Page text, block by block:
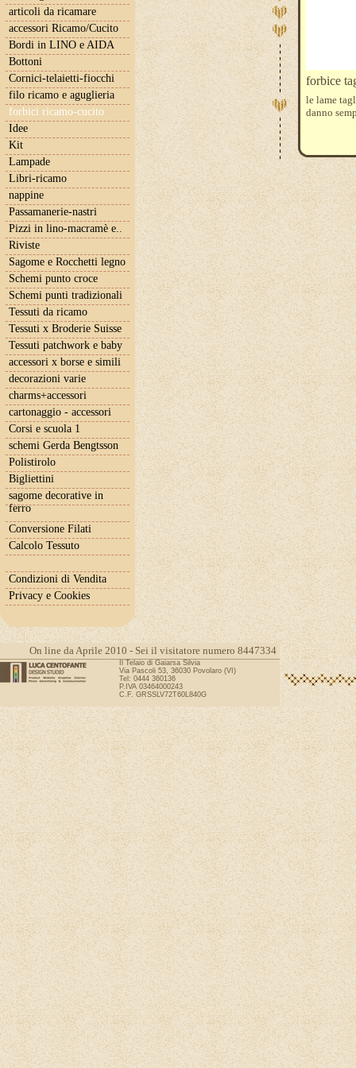
articoli da ricamare
accessori Ricamo/Cucito
Bordi in LINO e AIDA
Bottoni
Cornici-telaietti-fiocchi
filo ricamo e aguglieria
forbici ricamo-cucito
Idee
Kit
Lampade
Libri-ricamo
nappine
Passamanerie-nastri
Pizzi in lino-macramè e..
Riviste
Sagome e Rocchetti legno
Schemi punto croce
Schemi punti tradizionali
Tessuti da ricamo
Tessuti x Broderie Suisse
Tessuti patchwork e baby
accessori x borse e simili
decorazioni varie
charms+accessori
cartonaggio - accessori
Corsi e scuola 1
schemi Gerda Bengtsson
Polistirolo
Bigliettini
sagome decorative in
ferro
Conversione Filati
Calcolo Tessuto
Condizioni di Vendita
Privacy e Cookies
forbice
le lame
danno
On line da Aprile 2010 - Sei il visitatore numero 8447334
Il Telaio di Gaiarsa Silvia
Via Pascoli 53, 36030 Povolaro (VI)
Tel: 0444 360136
P.IVA 03464000243
C.F. GRSSLV72T60L840G